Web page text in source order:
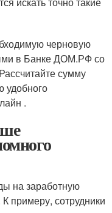
черновую
в Банке ДОМ.РФ со
сумму
удобного
.
на заработную
примеру, сотрудники